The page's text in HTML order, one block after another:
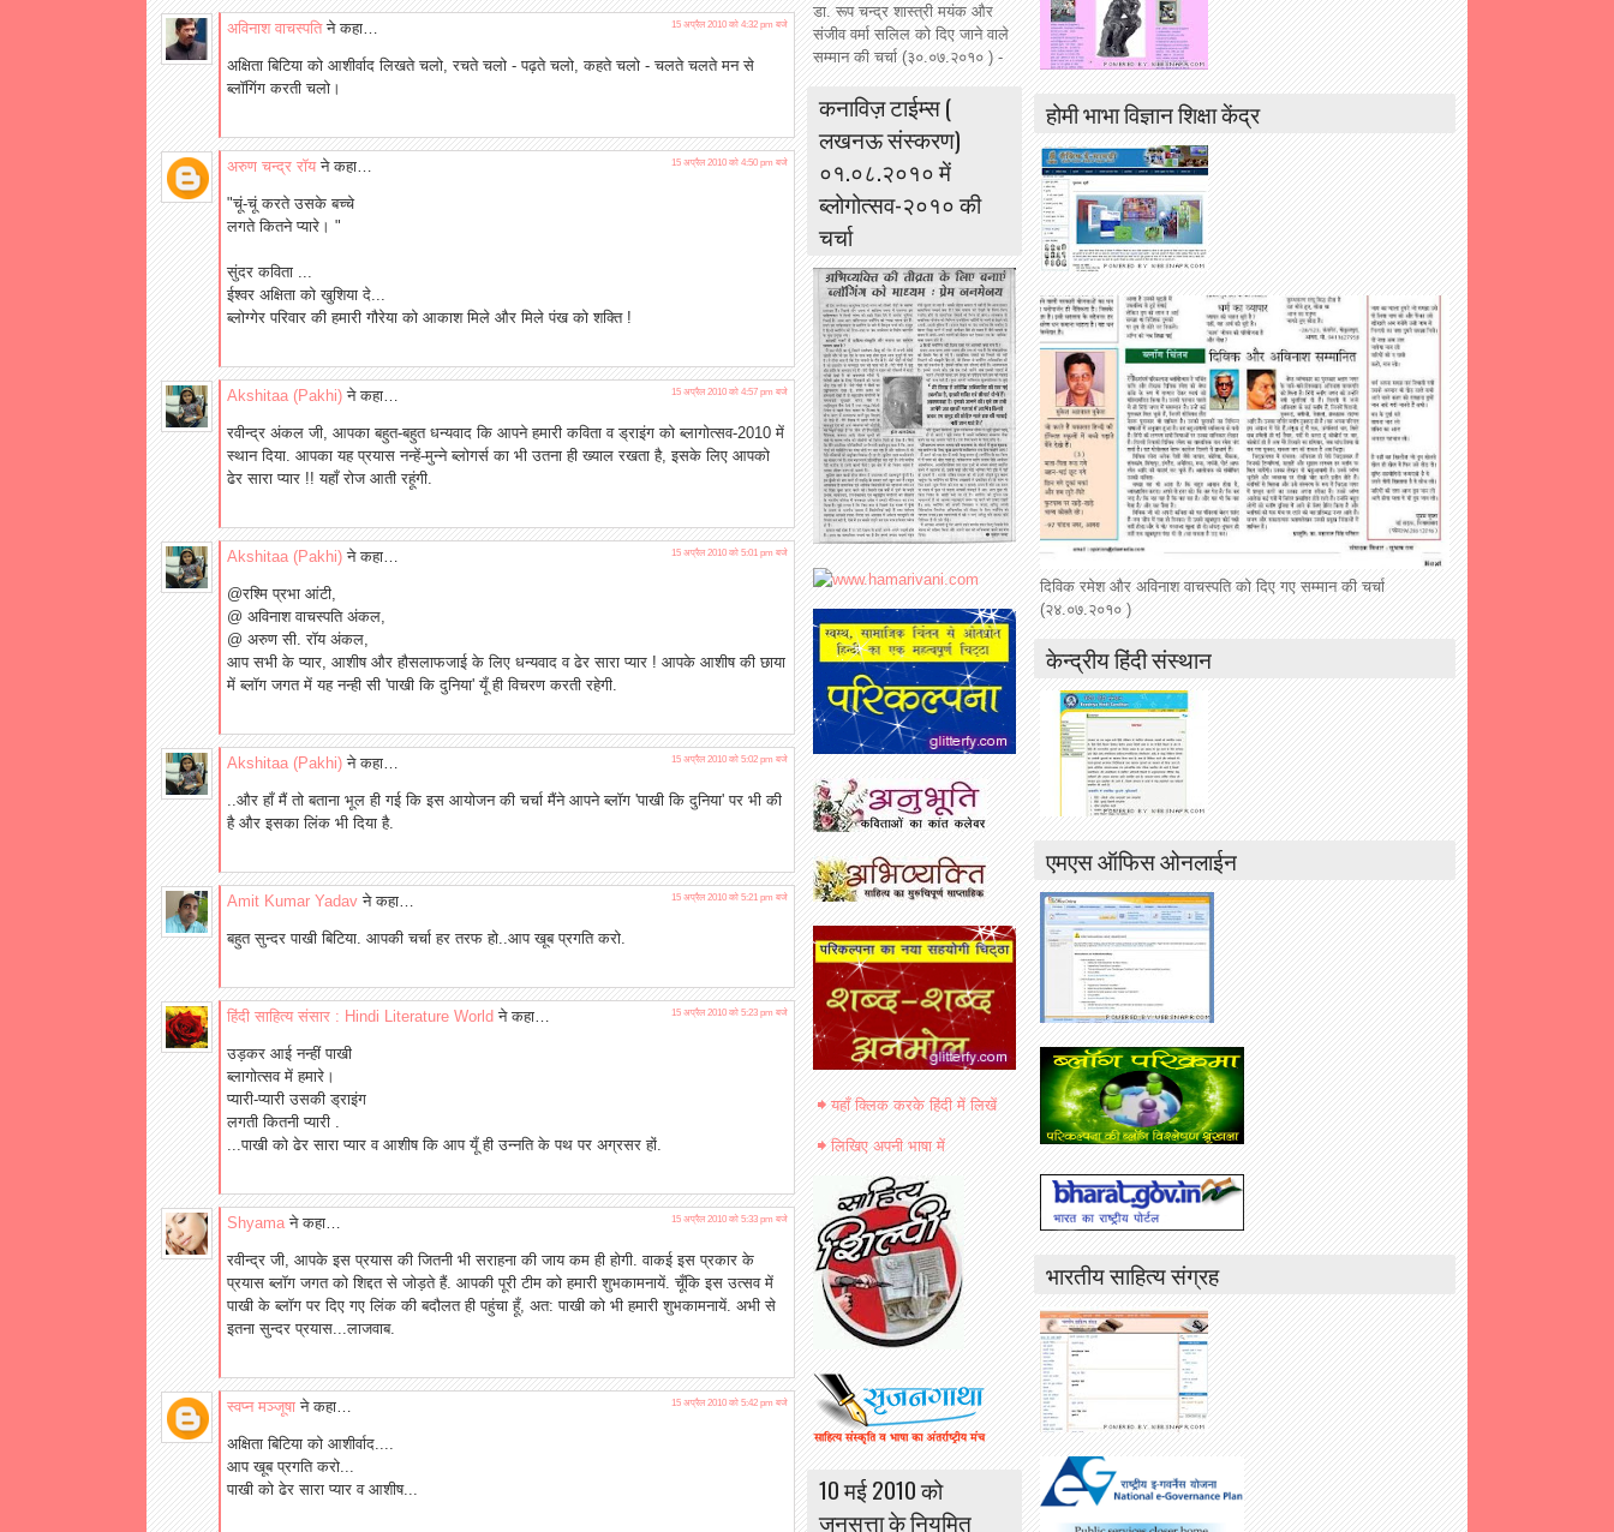
अविनाश वाचस्पतिने कहा… 15 अप्रैल 2010 को 4:32 pm बजे
अक्षिता बिटिया को आशीर्वाद लिखते चलो, रचते चलो - पढ़ते चलो, कहते चलो - चलते चलते मन से
ब्‍लॉगिंग करती चलो।
अरुण चन्द्र रॉयने कहा… 15 अप्रैल 2010 को 4:50 pm बजे
"चूं-चूं करते उसके बच्चे
लगते कितने प्यारे। "
सुंदर कविता ...
ईश्वर अक्षिता को खुशिया दे...
ब्लोग्गेर परिवार की हमारी गौरेया को आकाश मिले और मिले पंख को शक्ति !
Akshitaa (Pakhi) ने कहा… 15 अप्रैल 2010 को 4:57 pm बजे
रवीन्द्र अंकल जी, आपका बहुत-बहुत धन्यवाद कि आपने हमारी कविता व ड्राइंग को ब्लागोत्सव-2010 में
स्थान दिया. आपका यह प्रयास नन्हें-मुन्ने ब्लोगर्स का भी उतना ही ख्याल रखता है, इसके लिए आपको
ढेर सारा प्यार !! यहाँ रोज आती रहूंगी.
Akshitaa (Pakhi) ने कहा… 15 अप्रैल 2010 को 5:01 pm बजे
@रश्मि प्रभा आंटी,
@ अविनाश वाचस्पति अंकल,
@ अरुण सी. रॉय अंकल,
आप सभी के प्यार, आशीष और हौसलाफजाई के लिए धन्यवाद व ढेर सारा प्यार ! आपके आशीष की छाया
में ब्लॉग जगत में यह नन्ही सी 'पाखी कि दुनिया' यूँ ही विचरण करती रहेगी.
Akshitaa (Pakhi) ने कहा… 15 अप्रैल 2010 को 5:02 pm बजे
..और हाँ मैं तो बताना भूल ही गई कि इस आयोजन की चर्चा मैंने आपने ब्लॉग 'पाखी कि दुनिया' पर भी की
है और इसका लिंक भी दिया है.
Amit Kumar Yadav ने कहा… 15 अप्रैल 2010 को 5:21 pm बजे
बहुत सुन्दर पाखी बिटिया. आपकी चर्चा हर तरफ हो..आप खूब प्रगति करो.
हिंदी साहित्य संसार : Hindi Literature World ने कहा… 15 अप्रैल 2010 को 5:23 pm बजे
उड़कर आई नन्हीं पाखी
ब्लागोत्सव में हमारे।
प्यारी-प्यारी उसकी ड्राइंग
लगती कितनी प्यारी .
...पाखी को ढेर सारा प्यार व आशीष कि आप यूँ ही उन्नति के पथ पर अग्रसर हों.
Shyama ने कहा… 15 अप्रैल 2010 को 5:33 pm बजे
रवीन्द्र जी, आपके इस प्रयास की जितनी भी सराहना की जाय कम ही होगी. वाकई इस प्रकार के
प्रयास ब्लॉग जगत को शिद्दत से जोड़ते हैं. आपकी पूरी टीम को हमारी शुभकामनायें. चूँकि इस उत्सव में
पाखी के ब्लॉग पर दिए गए लिंक की बदौलत ही पहुंचा हूँ, अत: पाखी को भी हमारी शुभकामनायें. अभी से
इतना सुन्दर प्रयास...लाजवाब.
स्वप्न मञ्जूषाने कहा… 15 अप्रैल 2010 को 5:42 pm बजे
अक्षिता बिटिया को आशीर्वाद....
आप खूब प्रगति करो...
पाखी को ढेर सारा प्यार व आशीष...
होमी भाभा विज्ञान शिक्षा केंद्र
दिविक रमेश और अविनाश वाचस्पति को दिए गए सम्मान की चर्चा
(२४.०७.२०१० )
केन्द्रीय हिंदी संस्थान
एमएस ऑफिस ओनलाईन
भारतीय साहित्य संग्रह
डा. रूप चन्द्र शास्त्री मयंक और
संजीव वर्मा सलिल को दिए जाने वाले
सम्मान की चर्चा (३०.०७.२०१० ) -
कनाविज़ टाईम्स (
लखनऊ संस्करण)
०१.०८.२०१० में
ब्लोगोत्सव-२०१० की
चर्चा
यहाँ क्लिक करके हिंदी में लिखें
लिखिए अपनी भाषा में
10 मई 2010 को
जनसत्ता के नियमित